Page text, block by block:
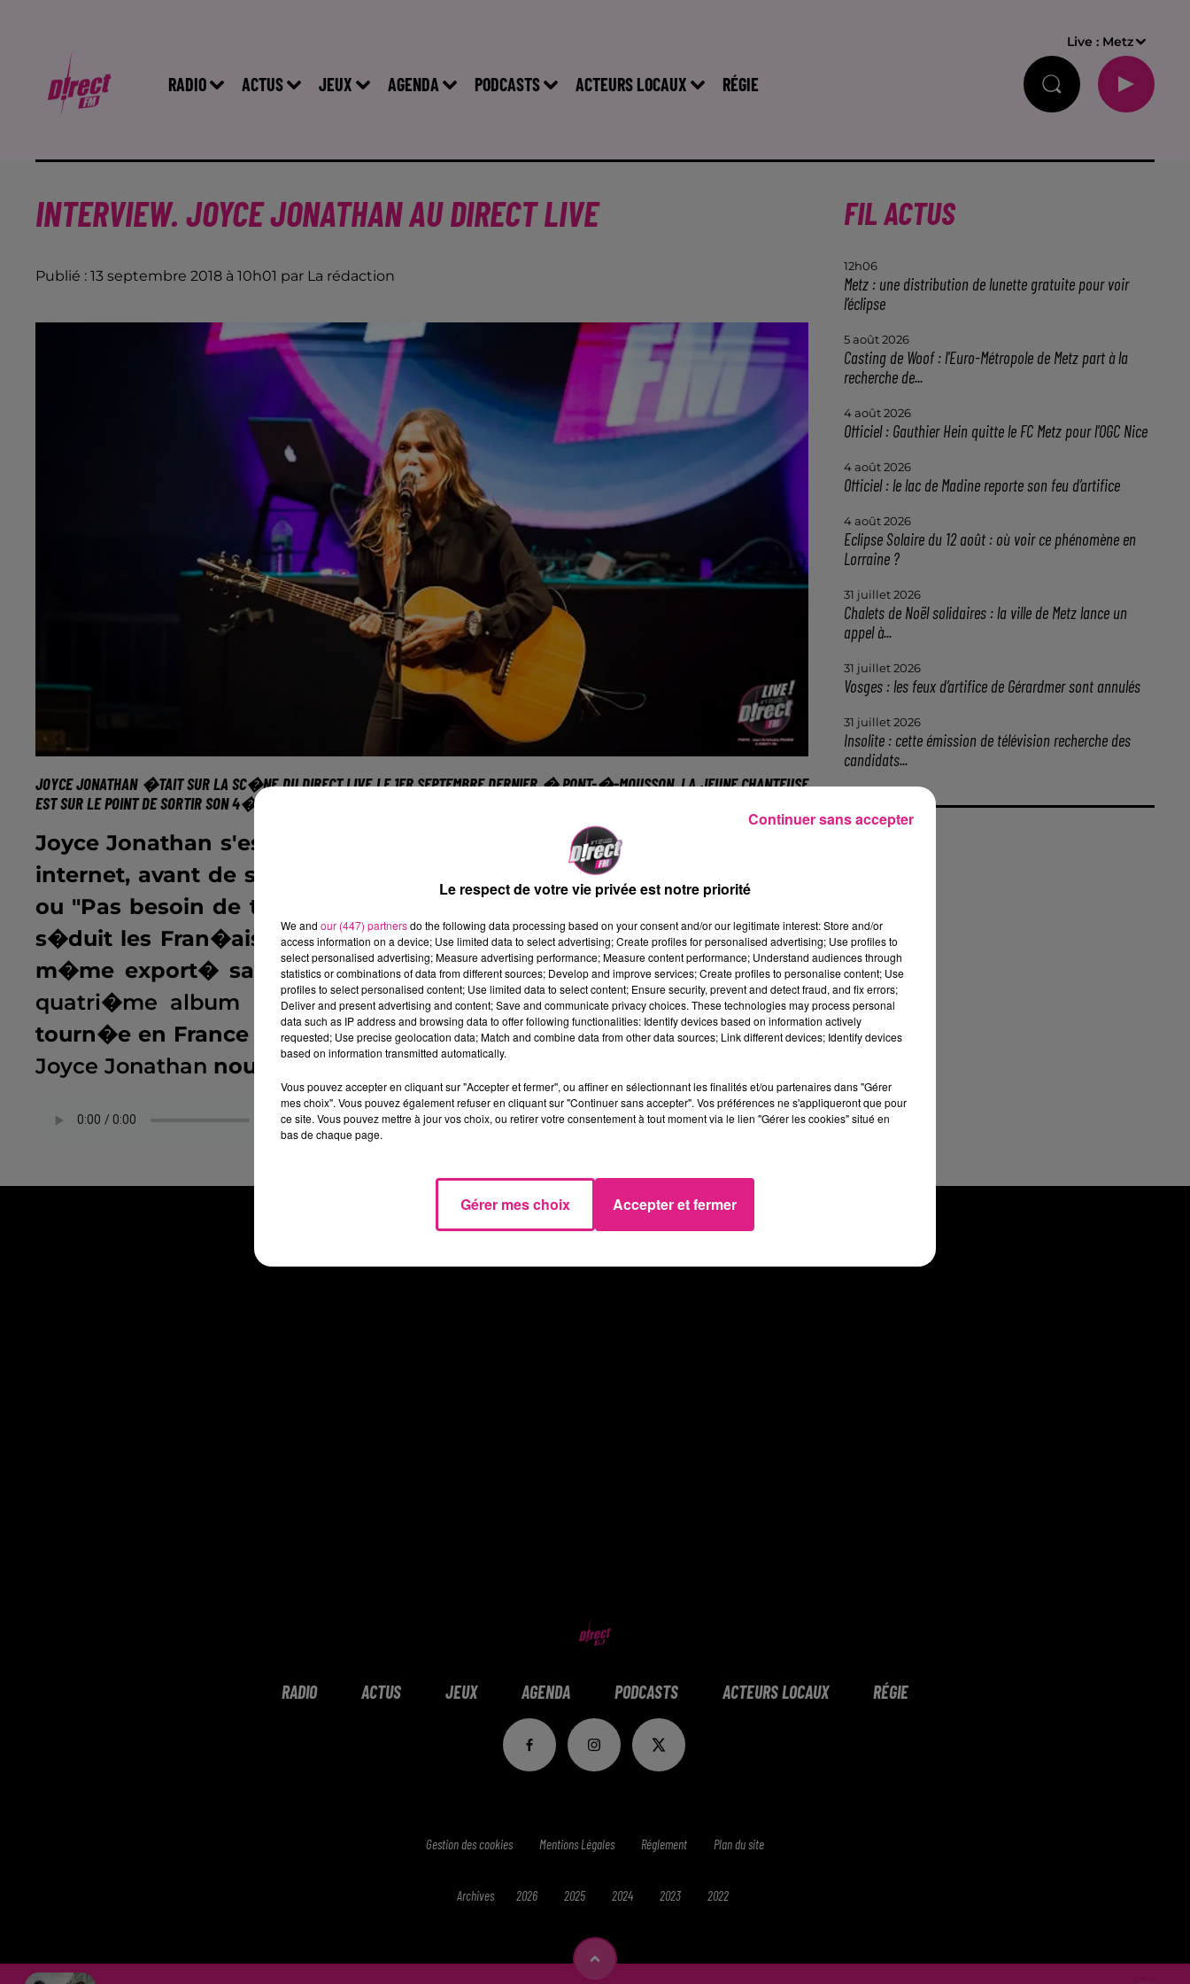
RADIO ACTUS JEUX AGENDA PODCASTS ACTEURS LOCAUX RÉGIE
Live : Metz
INTERVIEW. JOYCE JONATHAN AU DIRECT LIVE
Publié : 13 septembre 2018 à 10h01 par La rédaction
JOYCE JONATHAN�TAIT SUR LA SC�NE DUDIRECT LIVELE 1ER SEPTEMBRE DERNIER � PONT-�-MOUSSON. LA JEUNE CHANTEUSE
EST SUR LE POINT DE SORTIR SON 4�ME ALBUM "ON".
Joyce Jonathan s'est faite connaitre par le grand public en 2007, sur
internet, avant de sortir son premier album en 2010. "Je ne sais pas"
ou "Pas besoin de toi", deux titres phares de la chanteuse, ont alors
s�duit les Fran�ais. Depuis, la jeune femme a fait son chemin, et a
m�me export� sa musique au-del� des fronti�res, en Asie !Son
quatri�me album "On"sortira en France au mois d'Octobre. Une
tourn�e en France et en Asie devrait par la suite �tre programm�e.
Joyce Jonathan nous en dit plus, au micro de Direct FM :
. Alicia M�chin
FIL ACTUS
12h06
Metz : une distribution de lunette gratuite pour voir
l’éclipse
5 août 2026
Casting de Woof : l'Euro-Métropole de Metz part à la
recherche de...
4 août 2026
Officiel : Gauthier Hein quitte le FC Metz pour l'OGC Nice
4 août 2026
Officiel : le lac de Madine reporte son feu d’artifice
4 août 2026
Eclipse Solaire du 12 août : où voir ce phénomène en
Lorraine ?
31 juillet 2026
Chalets de Noël solidaires : la ville de Metz lance un
appel à...
31 juillet 2026
Vosges : les feux d’artifice de Gérardmer sont annulés
31 juillet 2026
Insolite : cette émission de télévision recherche des
candidats...
RADIO ACTUS JEUX AGENDA PODCASTS ACTEURS LOCAUX RÉGIE
Gestion des cookies Mentions Légales Réglement Plan du site
Archives 2026 2025 2024 2023 2022
Le respect de votre vie privée est notre priorité
We and our (447) partnersdo the following data processing based on your consent and/or our legitimate interest: Store and/or
access information on a device; Use limited data to select advertising; Create profiles for personalised advertising; Use profiles to
select personalised advertising; Measure advertising performance; Measure content performance; Understand audiences through
statistics or combinations of data from different sources; Develop and improve services; Create profiles to personalise content; Use
profiles to select personalised content; Use limited data to select content; Ensure security, prevent and detect fraud, and fix errors;
Deliver and present advertising and content; Save and communicate privacy choices. These technologies may process personal
data such as IP address and browsing data to offer following functionalities: Identify devices based on information actively
requested; Use precise geolocation data; Match and combine data from other data sources; Link different devices; Identify devices
based on information transmitted automatically.
Vous pouvez accepter en cliquant sur "Accepter et fermer", ou affiner en sélectionnant les finalités et/ou partenaires dans "Gérer
mes choix". Vous pouvez également refuser en cliquant sur "Continuer sans accepter". Vos préférences ne s'appliqueront que pour
ce site. Vous pouvez mettre à jour vos choix, ou retirer votre consentement à tout moment via le lien "Gérer les cookies" situé en
bas de chaque page.
Gérer mes choix Accepter et fermer
Continuer sans accepter